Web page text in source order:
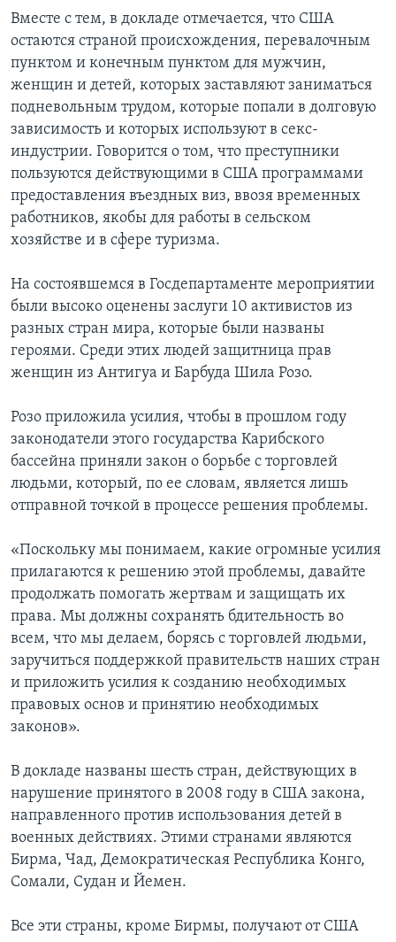
Вместе с тем, в докладе отмечается, что США
остаются страной происхождения, перевалочным
пунктом и конечным пунктом для мужчин,
женщин и детей, которых заставляют заниматься
подневольным трудом, которые попали в долговую
зависимость и которых используют в секс-
индустрии. Говорится о том, что преступники
пользуются действующими в США программами
предоставления въездных виз, ввозя временных
работников, якобы для работы в сельском
хозяйстве и в сфере туризма.
На состоявшемся в Госдепартаменте мероприятии
были высоко оценены заслуги 10 активистов из
разных стран мира, которые были названы
героями. Среди этих людей защитница прав
женщин из Антигуа и Барбуда Шила Розо.
Розо приложила усилия, чтобы в прошлом году
законодатели этого государства Карибского
бассейна приняли закон о борьбе с торговлей
людьми, который, по ее словам, является лишь
отправной точкой в процессе решения проблемы.
«Поскольку мы понимаем, какие огромные усилия
прилагаются к решению этой проблемы, давайте
продолжать помогать жертвам и защищать их
права. Мы должны сохранять бдительность во
всем, что мы делаем, борясь с торговлей людьми,
заручиться поддержкой правительств наших стран
и приложить усилия к созданию необходимых
правовых основ и принятию необходимых
законов».
В докладе названы шесть стран, действующих в
нарушение принятого в 2008 году в США закона,
направленного против использования детей в
военных действиях. Этими странами являются
Бирма, Чад, Демократическая Республика Конго,
Сомали, Судан и Йемен.
Все эти страны, кроме Бирмы, получают от США